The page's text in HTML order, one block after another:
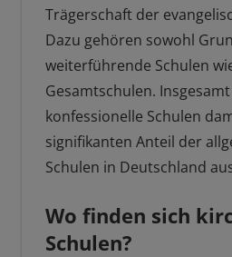
Trägerschaft der
Dazu gehören sowohl
weiterführende Schulen
Gesamtschulen.
konfessionelle Schulen
signifikanten Anteil der
Schulen in Deutschland
Wo finden sich
Schulen?